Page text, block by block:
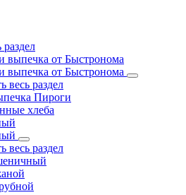
раздел
выпечка от Быстронома
выпечка от Быстронома
весь раздел
Пироги
хлеба
весь раздел